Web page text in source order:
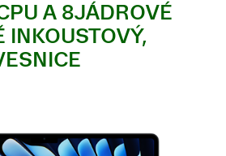
A 8JÁDROVÉ
INKOUSTOVÝ,